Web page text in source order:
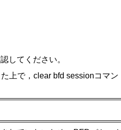
してください。
上で，clear bfd sessionコマン